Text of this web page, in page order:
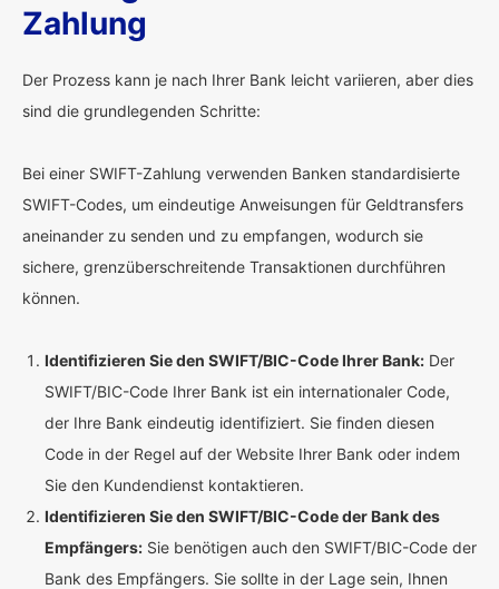
Zahlung
Der Prozess kann je nach Ihrer Bank leicht variieren, aber dies
sind die grundlegenden Schritte:
Bei einer SWIFT-Zahlung verwenden Banken standardisierte
SWIFT-Codes, um eindeutige Anweisungen für Geldtransfers
aneinander zu senden und zu empfangen, wodurch sie
sichere, grenzüberschreitende Transaktionen durchführen
können.
Identifizieren Sie den SWIFT/BIC-Code Ihrer Bank: Der
SWIFT/BIC-Code Ihrer Bank ist ein internationaler Code,
der Ihre Bank eindeutig identifiziert. Sie finden diesen
Code in der Regel auf der Website Ihrer Bank oder indem
Sie den Kundendienst kontaktieren.
Identifizieren Sie den SWIFT/BIC-Code der Bank des
Empfängers: Sie benötigen auch den SWIFT/BIC-Code der
Bank des Empfängers. Sie sollte in der Lage sein, Ihnen